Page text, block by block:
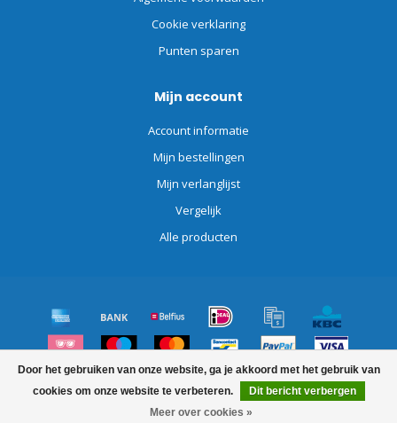
Door het gebruiken van onze website, ga je akkoord met het gebruik van
cookies om onze website te verbeteren.
Dit bericht verbergen
Meer over cookies »
Cookie verklaring
Punten sparen
Mijn account
Account informatie
Mijn bestellingen
Mijn verlanglijst
Vergelijk
Alle producten
© Copyright 2026 Schoonmaakdiscount.nl